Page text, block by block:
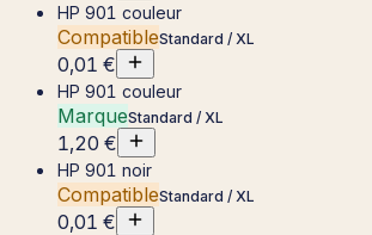
HP 901 couleur
CompatibleStandard / XL
0,01 €
HP 901 couleur
MarqueStandard / XL
1,20 €
HP 901 noir
CompatibleStandard / XL
0,01 €